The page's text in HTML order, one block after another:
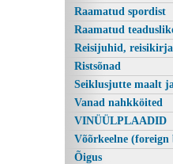
Raamatud spordist
Raamatud
Reisijuhid,
Ristsõnad
Seiklusjutte maalt
Vanad nahkköited
VINÜÜLPLAADID
Võõrkeelne (foreign
Õigus